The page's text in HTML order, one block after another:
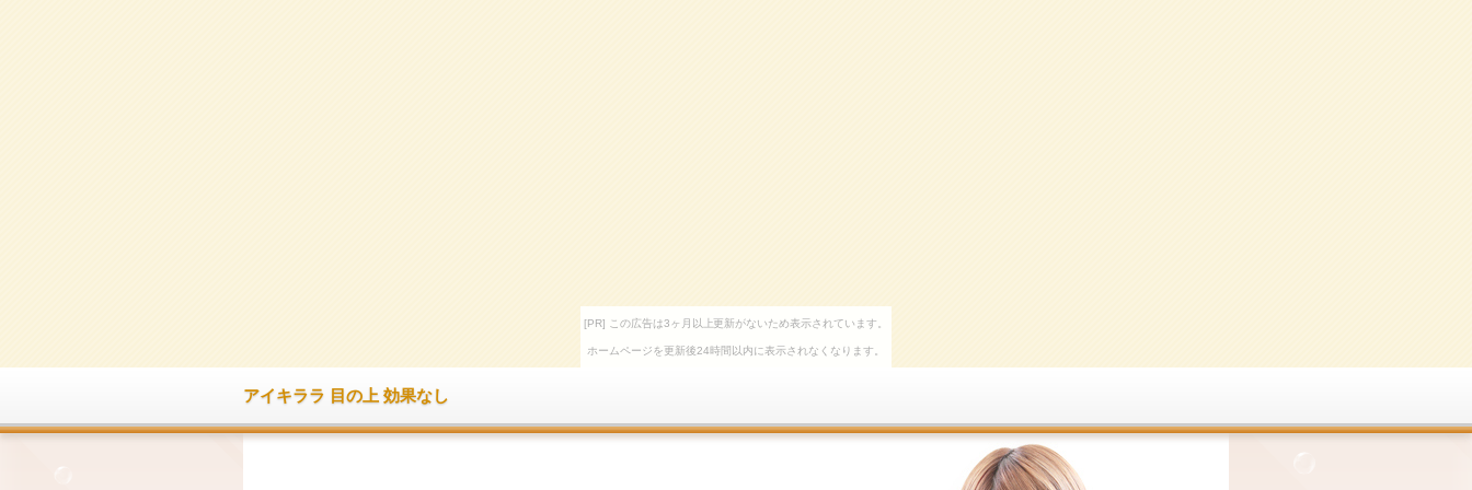
[PR] この広告は3ヶ月以上更新がないため表示されています。
ホームページを更新後24時間以内に表示されなくなります。
アイキララ 目の上 効果なし